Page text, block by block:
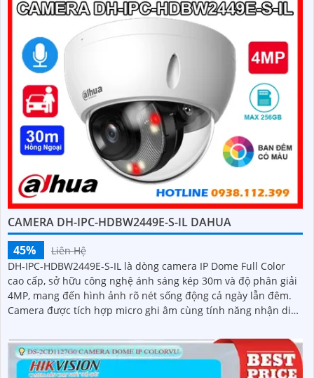
xác người và phương tiện giám sát an ninh tốt
CAMERA DH-IPC-HDBW2449E-S-IL DAHUA
45%
Liên Hệ
DH-IPC-HDBW2449E-S-IL là dòng camera IP Dome Full Color
cao cấp, sở hữu công nghệ ánh sáng kép 30m và độ phân giải
4MP, mang đến hình ảnh rõ nét sống động cả ngày lẫn đêm.
Camera được tích hợp micro ghi âm cùng tính năng nhận diện